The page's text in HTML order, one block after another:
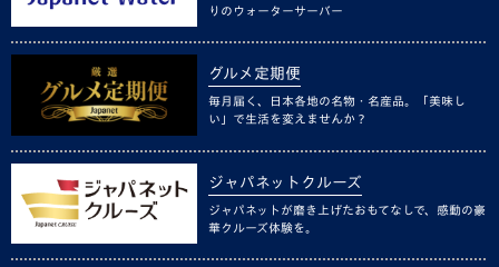
りのウォーターサーバー
グルメ定期便
毎月届く、日本各地の名物・名産品。「美味し
い」で生活を変えませんか？
ジャパネットクルーズ
ジャパネットが磨き上げたおもてなしで、感動の豪
華クルーズ体験を。